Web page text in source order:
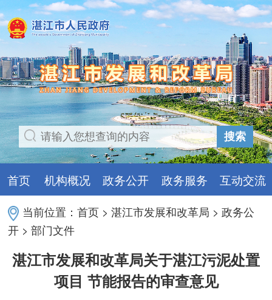
搜索
首页 机构概况 政务公开 政务服务 互动交流
当前位置：首页 >湛江市发展和改革局 >政务公
开 >部门文件
湛江市发展和改革局关于湛江污泥处置
项目 节能报告的审查意见